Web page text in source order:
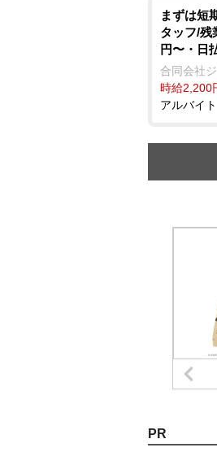
まずは短
タッフ/残
円〜・日
合同会社
時給2,200
アルバイ
PR